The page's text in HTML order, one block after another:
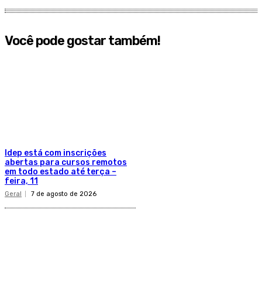
Você pode gostar também!
Idep está com inscrições
abertas para cursos remotos
em todo estado até terça –
feira, 11
Geral 7 de agosto de 2026